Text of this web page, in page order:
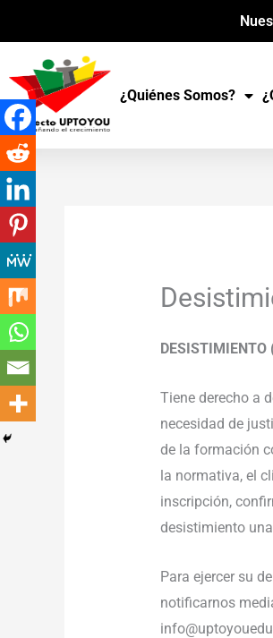
al
contenido
¿Quiénes Somos?
Tiene derecho a
necesidad de
de la formación
la normativa, el
inscripción,
desistimiento
Para ejercer su
notificarnos